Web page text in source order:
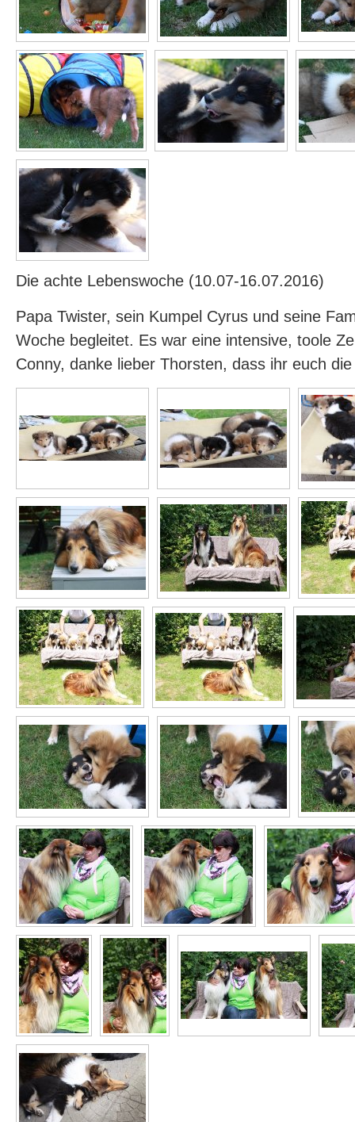
Die achte Lebenswoche (10.07-16.07.2016)
Papa Twister, sein Kumpel Cyrus und seine
Woche begleitet. Es war eine intensive, toole
Conny, danke lieber Thorsten, dass ihr euch